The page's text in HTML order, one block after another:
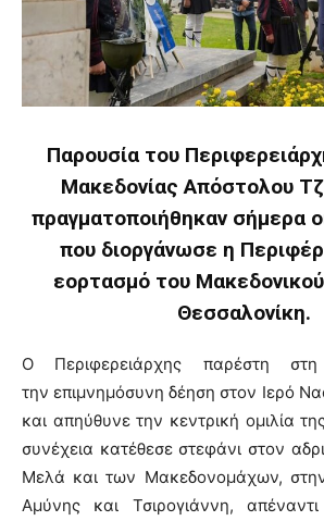
Παρουσία του
Μακεδονίας Απόστολου
πραγματοποιήθηκαν σήμερα
που διοργάνωσε η
εορτασμό του
Θεσσαλονίκη.
Ο Περιφερειάρχης παρέστη
την επιμνημόσυνη δέηση στον Ιερό
και απηύθυνε την κεντρική ομιλία
συνέχεια κατέθεσε στεφάνι στον
Μελά και των Μακεδονομάχων, στην
Αμύνης και Τσιρογιάννη,